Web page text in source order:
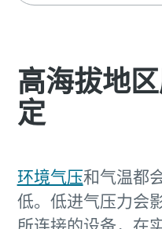
高海拔地
定
环境气压和气温都
低。低进气压力会